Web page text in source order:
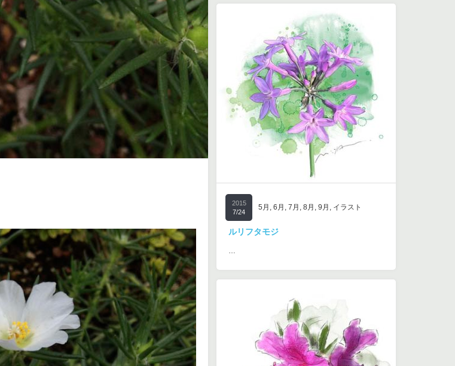
2015
7/24
5月 , 6月 , 7月 , 8月 , 9月 , イラスト
ルリフタモジ
…